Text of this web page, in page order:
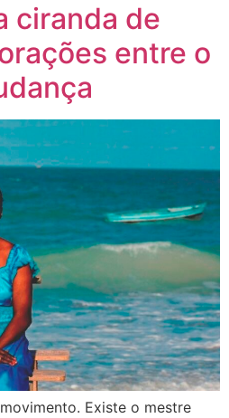
ciranda de
entre o
Existe o mestre